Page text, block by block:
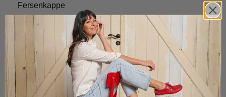
Fersenkappe
Die leichte Sohle sorgt für eine gute Dämpfung
Das Fußbett ist in Qualitätsleder eingefasst
Ein 100%iges Lederfutter sorgt für eine gute
Feuchtigkeitsabsorption
Hochwertiges Qualitätsleder für noch mehr Komfort